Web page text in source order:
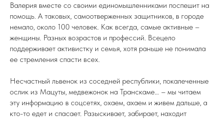
Валерия вместе со своими единомышленниками поспешит на
помощь. А таковых, самоотверженных защитников, в городе
немало, около 100 человек. Как всегда, самые активные –
женщины. Разных возрастов и профессий. Всецело
поддерживает активистку и семья, хотя раньше не понимала
ее стремления спасти всех.
Несчастный львенок из соседней республики, покалеченные
ослик из Мацуты, медвежонок на Транскаме… – мы читаем
эту информацию в соцсетях, охаем, ахаем и живем дальше, а
кто-то едет и спасает. Разыскивает, забирает, находит